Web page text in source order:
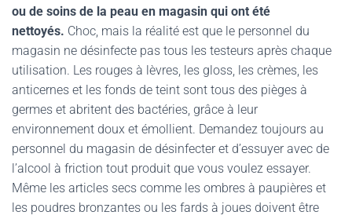
ou de soins de la peau en magasin qui ont été
nettoyés. Choc, mais la réalité est que le personnel du
magasin ne désinfecte pas tous les testeurs après chaque
utilisation. Les rouges à lèvres, les gloss, les crèmes, les
anticernes et les fonds de teint sont tous des pièges à
germes et abritent des bactéries, grâce à leur
environnement doux et émollient. Demandez toujours au
personnel du magasin de désinfecter et d’essuyer avec de
l’alcool à friction tout produit que vous voulez essayer.
Même les articles secs comme les ombres à paupières et
les poudres bronzantes ou les fards à joues doivent être